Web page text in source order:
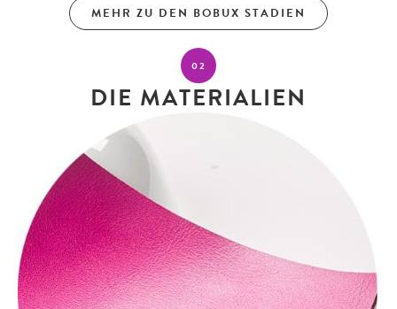
MEHR ZU DEN BOBUX STADIEN
02
DIE MATERIALIEN